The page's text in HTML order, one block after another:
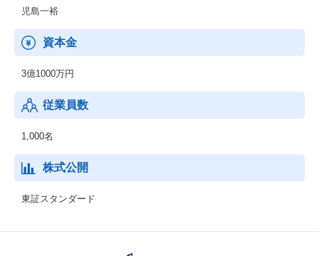
児島一裕
資本金
3億1000万円
従業員数
1,000名
株式公開
東証スタンダード